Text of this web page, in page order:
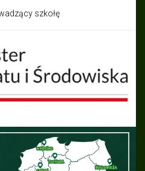
szkołę